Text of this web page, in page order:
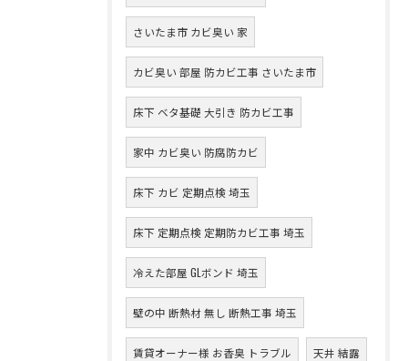
さいたま市 カビ臭い 家
カビ臭い 部屋 防カビ工事 さいたま市
床下 ベタ基礎 大引き 防カビ工事
家中 カビ臭い 防腐防カビ
床下 カビ 定期点検 埼玉
床下 定期点検 定期防カビ工事 埼玉
冷えた部屋 GLボンド 埼玉
壁の中 断熱材 無し 断熱工事 埼玉
賃貸オーナー様 お香臭 トラブル 天井 結露